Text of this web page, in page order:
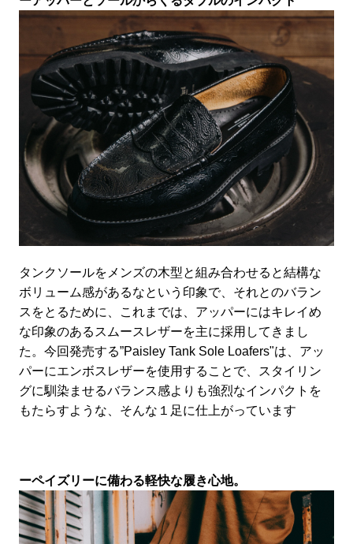
タンクソールをメンズの木型と組み合わせると結構な
ボリューム感があるなという印象で、それとのバラン
スをとるために、これまでは、アッパーにはキレイめ
な印象のあるスムースレザーを主に採用してきまし
た。今回発売する”Paisley Tank Sole Loafers"は、アッ
パーにエンボスレザーを使用することで、スタイリン
グに馴染ませるバランス感よりも強烈なインパクトを
もたらすような、そんな１足に仕上がっています
ーペイズリーに備わる軽快な履き心地。